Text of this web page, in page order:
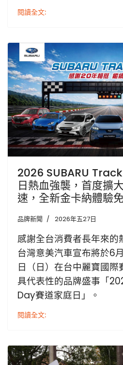
閱讀全文:
2026 SUBARU
日熱血強襲，首度擴
速，全新金卡納體驗
品牌新聞 2026年五27日
感謝全台消費者長年來的
台灣意美汽車宣布將於6
日（日）在台中麗寶國際
具代表性的品牌盛事「
Day賽道家庭日」。
閱讀全文: